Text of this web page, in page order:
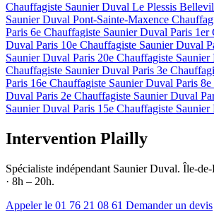
Chauffagiste Saunier Duval Le Plessis
Saunier Duval Pont-Sainte-Maxence
Paris 6e Chauffagiste Saunier Duval Paris 1er
Duval Paris 10e Chauffagiste Saunier Duval
Saunier Duval Paris 20e Chauffagiste Saunier
Chauffagiste Saunier Duval Paris 3e
Paris 16e Chauffagiste Saunier Duval Paris 8e
Duval Paris 2e Chauffagiste Saunier Duval
Saunier Duval Paris 15e Chauffagiste Saunier
Intervention Plailly
Spécialiste indépendant Saunier Duval. Île-
· 8h – 20h.
Appeler le 01 76 21 08 61 Demander un devis